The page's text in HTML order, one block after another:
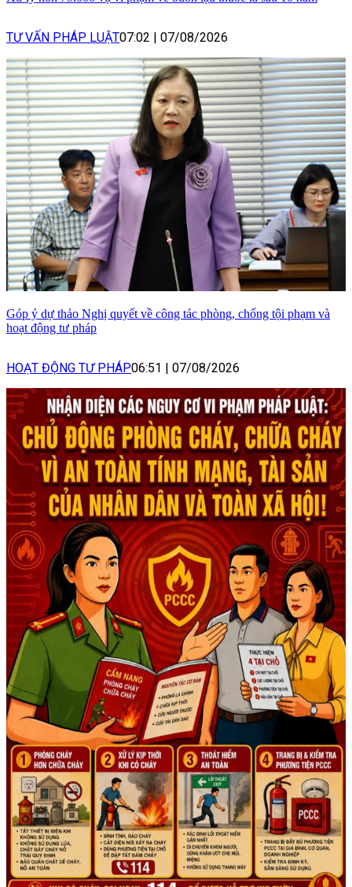
TƯ VẤN PHÁP LUẬT07:02 | 07/08/2026
Góp ý dự thảo Nghị quyết về công tác phòng, chống tội phạm và
hoạt động tư pháp
HOẠT ĐỘNG TƯ PHÁP06:51 | 07/08/2026